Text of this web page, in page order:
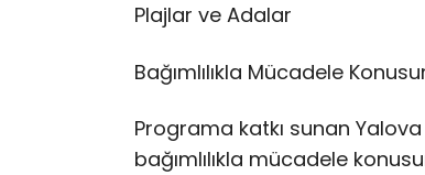
Plajlar ve Adalar
Bağımlılıkla Mücadele
Programa katkı sunan
bağımlılıkla mücadele